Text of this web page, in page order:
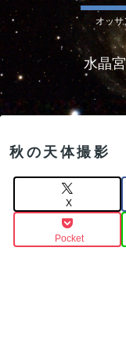
オッ
水晶
秋の天体撮影
X
Pocket